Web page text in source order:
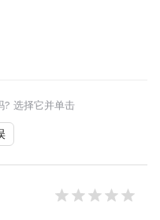
? 选择它并单击